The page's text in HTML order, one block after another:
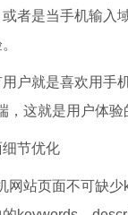
者是当手机输入
户就是喜欢用手
，这就是用户体验
节优化
网站页面不可缺